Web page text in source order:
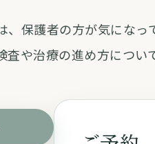
、保護者の方が気にな
査や治療の進め方につい